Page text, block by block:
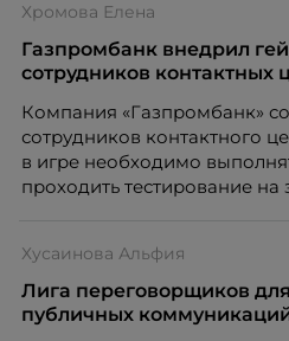
создала интерактивный
трейд-маркетологов с
Он заменил сложные очные
Хромова Елена
Газпромбанк внедрил
сотрудников контактных
Компания «Газпромбанк»
сотрудников контактного
в игре необходимо
проходить тестирование на
игровой валюты, которую в
потратить на призы во
Хусаинова Альфия
Лига переговорщиков
публичных